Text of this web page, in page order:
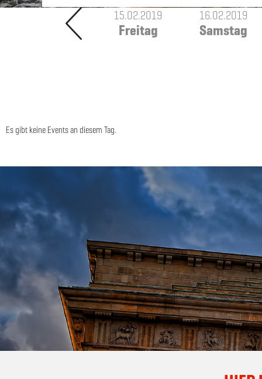
15.02.2019
Freitag
16.02.2019
Samstag
Es gibt keine Events an diesem Tag.